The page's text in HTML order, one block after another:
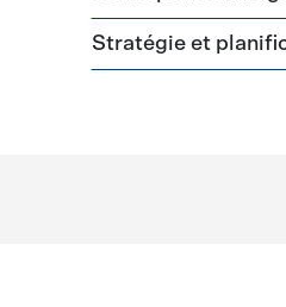
Stratégie et